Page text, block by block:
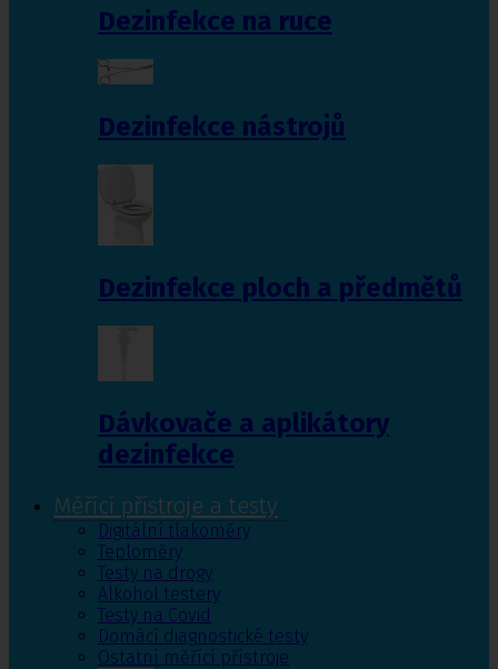
Dezinfekce na ruce
Dezinfekce nástrojů
Dezinfekce ploch a předmětů
Dávkovače a aplikátory
dezinfekce
Měřící přístroje a testy
Digitální tlakoměry
Teploměry
Testy na drogy
Alkohol testery
Testy na Covid
Domácí diagnostické testy
Ostatní měřící přístroje